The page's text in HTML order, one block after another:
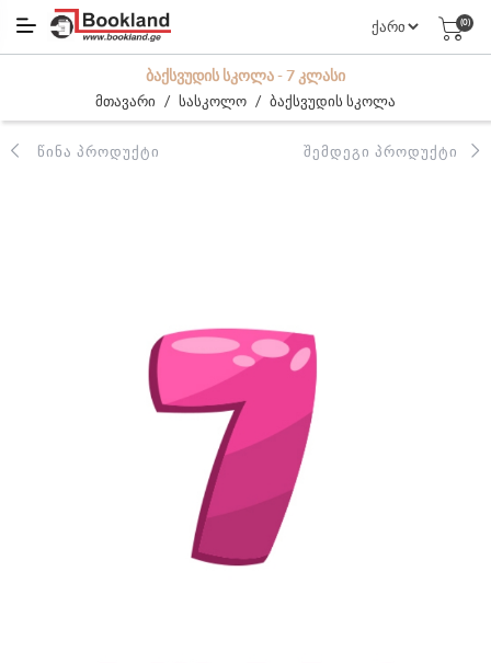
(0)
ᲑᲐᲥᲡᲕᲣᲓᲘᲡ ᲡᲙᲝᲚᲐ - 7 ᲙᲚᲐᲡᲘ
მთავარი / სასკოლო / ბაქსვუდის სკოლა
ᲬᲘᲜᲐ ᲞᲠᲝᲓᲣᲥᲢᲘ ᲨᲔᲛᲓᲔᲒᲘ ᲞᲠᲝᲓᲣᲥᲢᲘ